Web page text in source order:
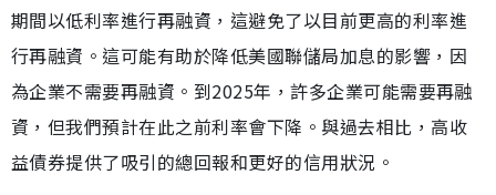
期間以低利率進行再融資，這避免了以目前更高的利率進
行再融資。這可能有助於降低美國聯儲局加息的影響，因
為企業不需要再融資。到2025年，許多企業可能需要再融
資，但我們預計在此之前利率會下降。與過去相比，高收
益債券提供了吸引的總回報和更好的信用狀況。